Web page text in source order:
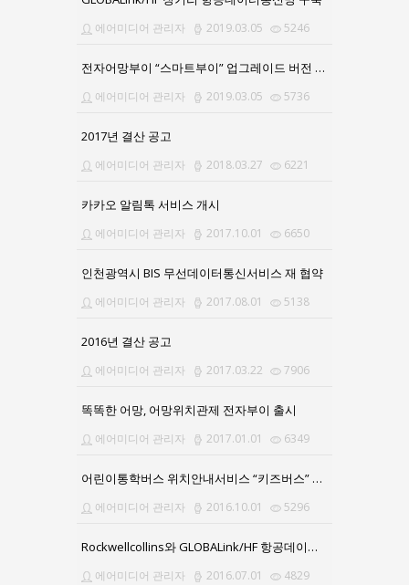
에어미디어 관리자 2019.03.05 5246
전자어망부이 “스마트부이” 업그레이드 버전 출시
에어미디어 관리자 2019.03.05 5736
2017년 결산 공고
에어미디어 관리자 2018.03.27 6221
카카오 알림톡 서비스 개시
에어미디어 관리자 2017.10.01 6650
인천광역시 BIS 무선데이터통신서비스 재 협약
에어미디어 관리자 2017.08.01 5138
2016년 결산 공고
에어미디어 관리자 2017.03.22 7906
똑똑한 어망, 어망위치관제 전자부이 출시
에어미디어 관리자 2017.01.01 6349
어린이통학버스 위치안내서비스 “키즈버스” 앱(APP) 출시
에어미디어 관리자 2016.10.01 5296
Rockwellcollins와 GLOBALink/HF 항공데이터통신서비스 계약 체결
에어미디어 관리자 2016.07.01 4829